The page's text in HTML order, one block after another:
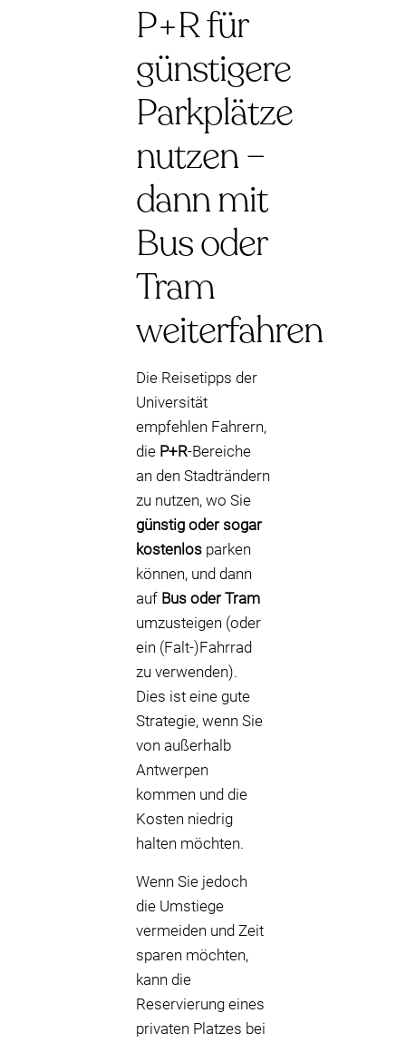
P+R für
günstigere
Parkplätze
nutzen –
dann mit
Bus oder
Tram
weiterfahren
Die Reisetipps der
Universität
empfehlen Fahrern,
die P+R-Bereiche
an den Stadträndern
zu nutzen, wo Sie
günstig oder sogar
kostenlos parken
können, und dann
auf Bus oder Tram
umzusteigen (oder
ein (Falt-)Fahrrad
zu verwenden).
Dies ist eine gute
Strategie, wenn Sie
von außerhalb
Antwerpen
kommen und die
Kosten niedrig
halten möchten.
Wenn Sie jedoch
die Umstiege
vermeiden und Zeit
sparen möchten,
kann die
Reservierung eines
privaten Platzes bei